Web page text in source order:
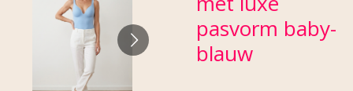
pasvorm baby-
blauw